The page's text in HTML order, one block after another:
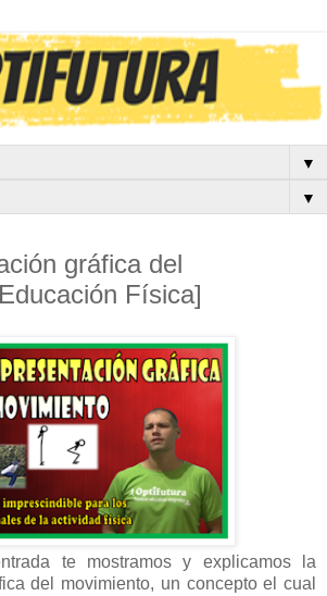
▼
▼
gráfica del
Física]
te mostramos y explicamos la
del movimiento, un concepto el cual